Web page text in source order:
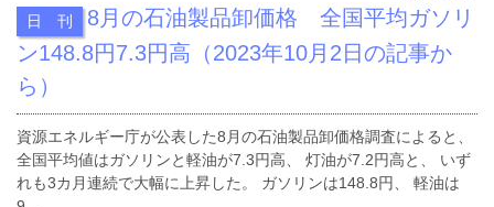
日 刊
8月の石油製品卸価格 全国平均ガソリ
ン148.8円7.3円高（2023年10月2日の記事か
ら）
資源エネルギー庁が公表した8月の石油製品卸価格調査によると、
全国平均値はガソリンと軽油が7.3円高、 灯油が7.2円高と、 いず
れも3カ月連続で大幅に上昇した。 ガソリンは148.8円、 軽油は